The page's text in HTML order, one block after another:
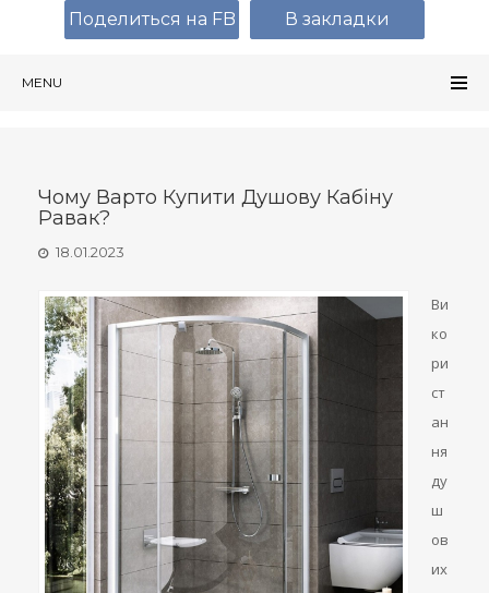
MENU
Чому Варто Купити Душову Кабіну
Равак?
18.01.2023
Ви
ко
ри
ст
ан
ня
ду
ш
ов
их
Поделиться на FB В закладки